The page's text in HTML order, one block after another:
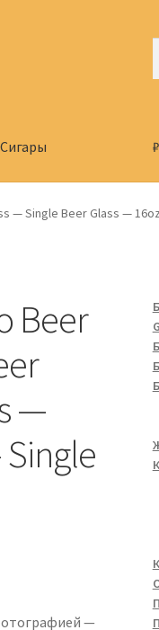
Сигары
Юр. лицам
₽
— Single Beer Glass — 16oz
Beer
—
—